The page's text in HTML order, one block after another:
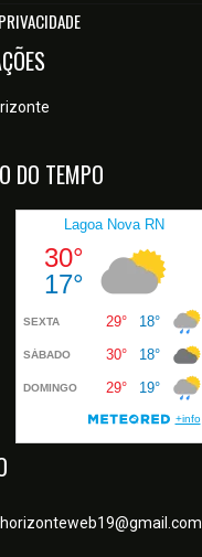
DO TEMPO